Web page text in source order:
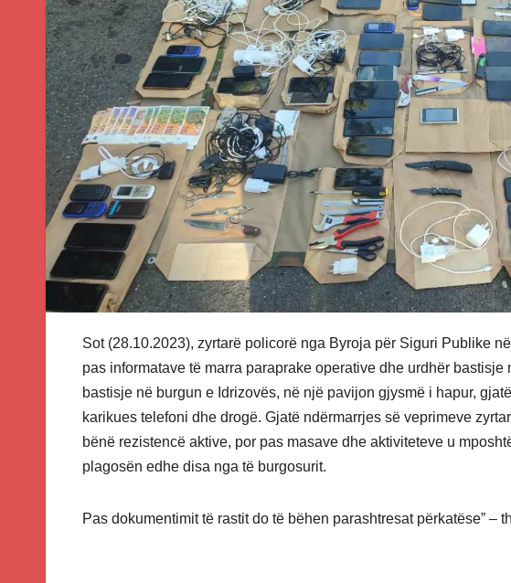
Sot (28.10.2023), zyrtarë policorë nga Byroja për Siguri Publike
pas informatave të marra paraprake operative dhe urdhër
bastisje në burgun e Idrizovës, në një pavijon gjysmë i hapur,
karikues telefoni dhe drogë. Gjatë ndërmarrjes së veprimeve
bënë rezistencë aktive, por pas masave dhe aktiviteteve u
plagosën edhe disa nga të burgosurit.
Pas dokumentimit të rastit do të bëhen parashtresat përkatëse” –